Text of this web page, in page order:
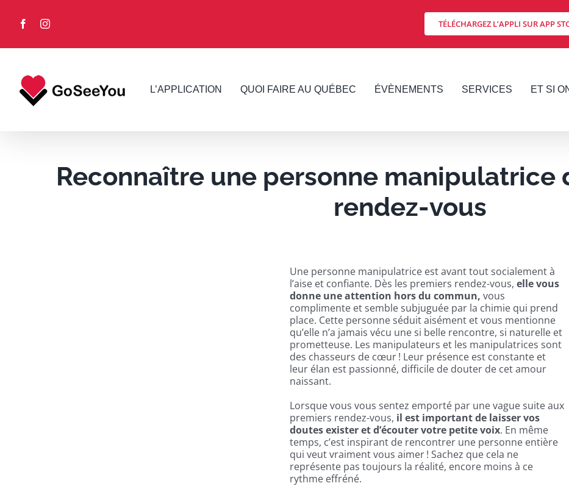
content FacebookInstagram TÉLÉCHARGEZ L’APPLI SUR APP
L’APPLICATION QUOI FAIRE AU QUÉBEC ÉVÈNEMENTS SERVICES ET SI
Reconnaître une personne manipulatrice
rendez-vous
Une personne manipulatrice est avant tout socialement à
l’aise et confiante. Dès les premiers rendez-vous, elle vous
donne une attention hors du commun, vous
complimente et semble subjuguée par la chimie qui prend
place. Cette personne séduit aisément et vous mentionne
qu’elle n’a jamais vécu une si belle rencontre, si naturelle et
prometteuse. Les manipulateurs et les manipulatrices sont
des chasseurs de cœur ! Leur présence est constante et
leur élan est passionné, difficile de douter de cet amour
naissant.
Lorsque vous vous sentez emporté par une vague suite aux
premiers rendez-vous, il est important de laisser vos
doutes exister et d’écouter votre petite voix. En même
temps, c’est inspirant de rencontrer une personne entière
qui veut vraiment vous aimer ! Sachez que cela ne
représente pas toujours la réalité, encore moins à ce
rythme effréné.